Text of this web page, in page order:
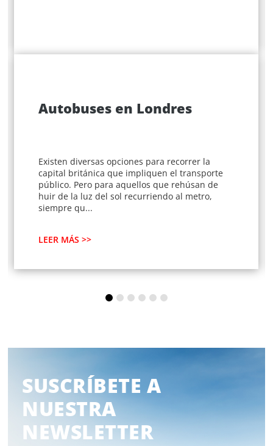
Autobuses en Londres
Existen diversas opciones para recorrer la
capital británica que impliquen el transporte
público. Pero para aquellos que rehúsan de
huir de la luz del sol recurriendo al metro,
siempre qu...
LEER MÁS >>
SUSCRÍBETE A
NUESTRA
NEWSLETTER